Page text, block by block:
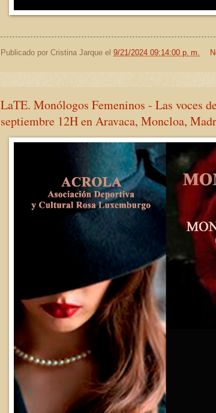
Publicado por Cristina Jarque el 9/21/2024 09:14:00 p. m.
LaTE. Monólogos Femeninos - Las voces
septiembre 12H en Aravaca, Moncloa,